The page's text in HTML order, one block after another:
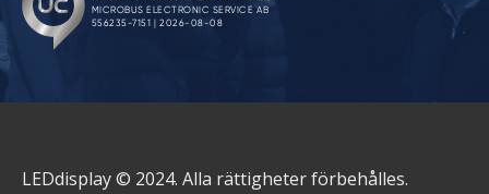
LEDdisplay © 2024. Alla rättigheter förbehålles.